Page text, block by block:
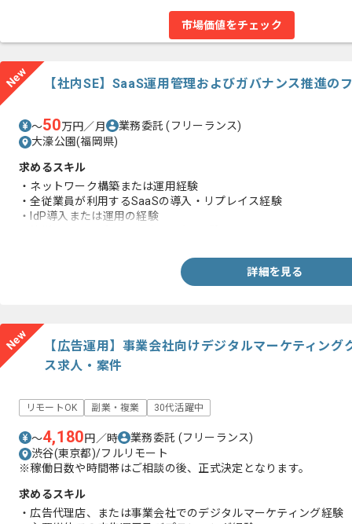
市場価値をチェック
New 【社内SE】SaaS運用管理およびガバナンス推進の
〜50万円／月 業務委託(フリーランス)
大濠公園(福岡県)
求めるスキル
・ネットワーク構築または運用経験
・全従業員が利用するSaaSの導入・リプレイス経験
・IdP導入または運用の経験
詳細を見る
New
【広告運用】事業会社向けデジタルマーケティン
ス求人・案件
リモートOK 副業・複業 30代活躍中
〜4,180円／時 業務委託 (フリーランス)
渋谷(東京都)/フルリモート
※稼働日数や時間帯はご相談の後、正式決定となります。
求めるスキル
・広告代理店、または事業会社でのデジタルマーケティング経験